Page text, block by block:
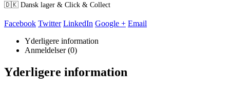
🇩🇰 Dansk lager & Click & Collect
Facebook Twitter LinkedIn Google + Email
Yderligere information
Anmeldelser (0)
Yderligere information